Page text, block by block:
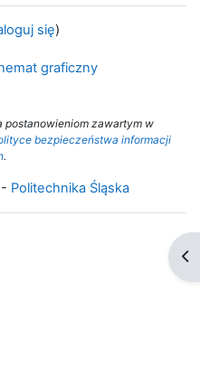
się)
graficzny
postanowieniom zawartym w
bezpieczeństwa informacji
.
- Politechnika Śląska